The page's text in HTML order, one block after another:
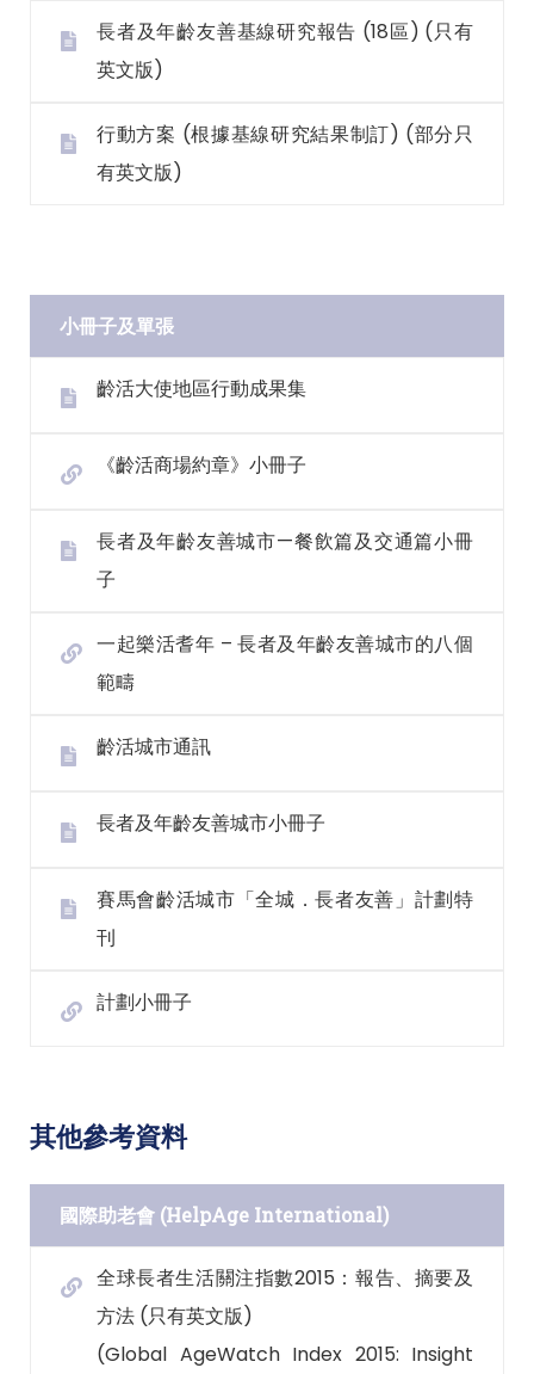
長者及年齡友善基線研究報告 (18區) (只有
英文版)
行動方案 (根據基線研究結果制訂) (部分只
有英文版)
小冊子及單張
齡活大使地區行動成果集
《齡活商場約章》小冊子
長者及年齡友善城市—餐飲篇及交通篇小冊
子
一起樂活耆年 – 長者及年齡友善城市的八個
範疇
齡活城市通訊
長者及年齡友善城市小冊子
賽馬會齡活城市「全城．長者友善」計劃特
刊
計劃小冊子
其他參考資料
國際助老會 (HelpAge International)
全球長者生活關注指數2015：報告、摘要及
方法 (只有英文版)
(Global AgeWatch Index 2015: Insight